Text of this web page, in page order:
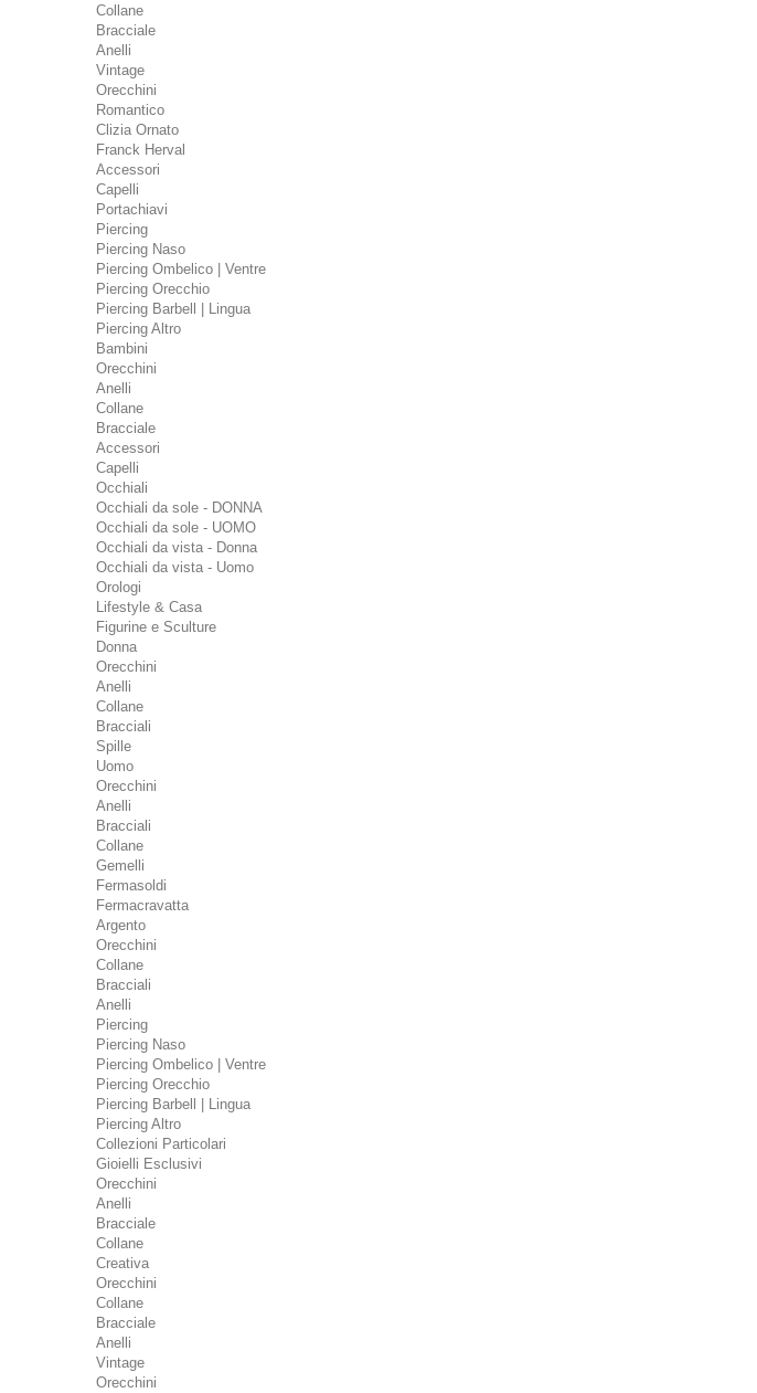
Collane
Bracciale
Anelli
Vintage
Orecchini
Romantico
Clizia Ornato
Franck Herval
Accessori
Capelli
Portachiavi
Piercing
Piercing Naso
Piercing Ombelico | Ventre
Piercing Orecchio
Piercing Barbell | Lingua
Piercing Altro
Bambini
Orecchini
Anelli
Collane
Bracciale
Accessori
Capelli
Occhiali
Occhiali da sole - DONNA
Occhiali da sole - UOMO
Occhiali da vista - Donna
Occhiali da vista - Uomo
Orologi
Lifestyle & Casa
Figurine e Sculture
Donna
Orecchini
Anelli
Collane
Bracciali
Spille
Uomo
Orecchini
Anelli
Bracciali
Collane
Gemelli
Fermasoldi
Fermacravatta
Argento
Orecchini
Collane
Bracciali
Anelli
Piercing
Piercing Naso
Piercing Ombelico | Ventre
Piercing Orecchio
Piercing Barbell | Lingua
Piercing Altro
Collezioni Particolari
Gioielli Esclusivi
Orecchini
Anelli
Bracciale
Collane
Creativa
Orecchini
Collane
Bracciale
Anelli
Vintage
Orecchini